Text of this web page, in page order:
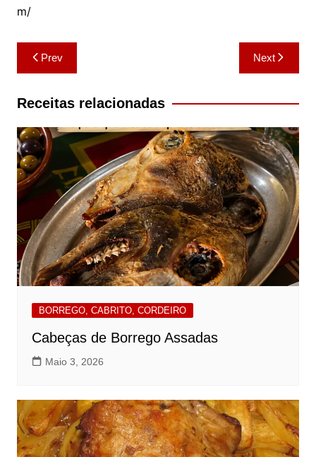
m/
Navegação
de
artigos
Prev Next
Receitas relacionadas
BORREGO, CABRITO, CORDEIRO
Cabeças de Borrego Assadas
Maio 3, 2026